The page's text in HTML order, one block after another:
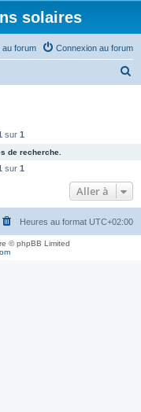
solaires
Connexion au forum
au forum
c
e
sur 1
de recherche.
sur 1
Aller à
Heures au format UTC+02:00
© phpBB Limited